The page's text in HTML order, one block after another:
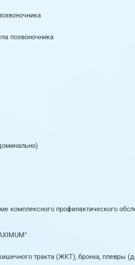
позвоночника
комплексного профилактического
тракта (ЖКТ), бронха, плевры